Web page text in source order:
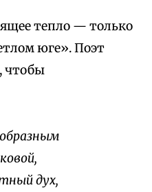
тепло — только
юге». Поэт
чтобы
дух,